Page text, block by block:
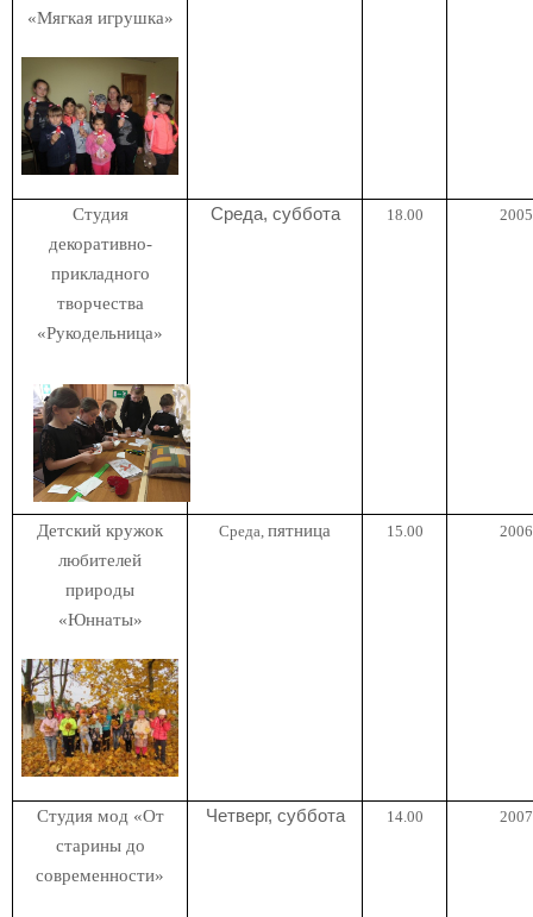
«Мягкая игрушка»
Студия
декоративно-
прикладного
творчества
«Рукодельница»
Среда, суббота 18.00 2005
Детский кружок
любителей
природы
«Юннаты»
Среда, пятница 15.00 2006
Студия мод «От
старины до
современности»
Четверг, суббота 14.00 2007